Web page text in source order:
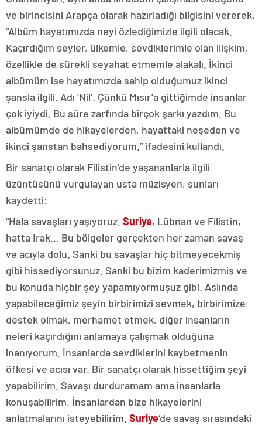
ve birincisini Arapça olarak hazırladığı bilgisini vererek,
“Albüm hayatımızda neyi özlediğimizle ilgili olacak.
Kaçırdığım şeyler, ülkemle, sevdiklerimle olan ilişkim,
özellikle de sürekli seyahat etmemle alakalı. İkinci
albümüm ise hayatımızda sahip olduğumuz ikinci
şansla ilgili. Adı ‘Nil’. Çünkü Mısır’a gittiğimde insanlar
çok iyiydi. Bu süre zarfında birçok şarkı yazdım. Bu
albümümde de hikayelerden, hayattaki neşeden ve
ikinci şanstan bahsediyorum.” ifadesini kullandı.
Bir sanatçı olarak Filistin’de yaşananlarla ilgili
üzüntüsünü vurgulayan usta müzisyen, şunları
kaydetti:
“Hala savaşları yaşıyoruz. Suriye, Lübnan ve Filistin,
hatta Irak… Bu bölgeler gerçekten her zaman savaş
ve acıyla dolu. Sanki bu savaşlar hiç bitmeyecekmiş
gibi hissediyorsunuz. Sanki bu bizim kaderimizmiş ve
bu konuda hiçbir şey yapamıyormuşuz gibi. Aslında
yapabileceğimiz şeyin birbirimizi sevmek, birbirimize
destek olmak, merhamet etmek, diğer insanların
neleri kaçırdığını anlamaya çalışmak olduğuna
inanıyorum. İnsanlarda sevdiklerini kaybetmenin
öfkesi ve acısı var. Bir sanatçı olarak hissettiğim şeyi
yapabilirim. Savaşı durduramam ama insanlarla
konuşabilirim. İnsanlardan bize hikayelerini
anlatmalarını isteyebilirim. Suriye‘de savaş sırasındaki